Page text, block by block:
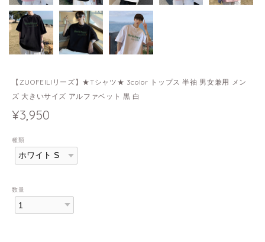
【ZUOFEILIリーズ】★Tシャツ★ 3color トップス 半袖 男女兼用 メン
ズ 大きいサイズ アルファベット 黒 白
¥3,950
種類
数量